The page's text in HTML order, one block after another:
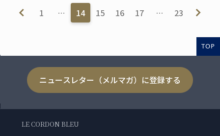
1 … 14 15 16 17 … 23
TOP
ニュースレター（メルマガ）に登録する
LE CORDON BLEU